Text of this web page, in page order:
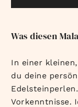
Was diesen
In einer
du deine
Vorkenntnisse.